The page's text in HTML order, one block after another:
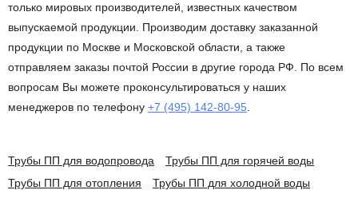
только мировых производителей, известных качеством
выпускаемой продукции. Производим доставку заказанной
продукции по Москве и Московской области, а также
отправляем заказы почтой России в другие города РФ. По всем
вопросам Вы можете проконсультироваться у наших
менеджеров по телефону +7 (495) 142-80-95
Трубы ПП для водопровода
Трубы ПП для горячей воды
Трубы ПП для отопления
Трубы ПП для холодной воды